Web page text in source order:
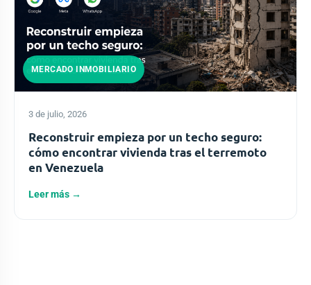
MERCADO INMOBILIARIO
3 de julio, 2026
Reconstruir empieza por un techo seguro:
cómo encontrar vivienda tras el terremoto
en Venezuela
Leer más →